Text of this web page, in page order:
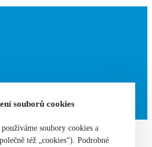
a návěsy
souborů cookies
soubory cookies a
též „cookies“). Podrobné